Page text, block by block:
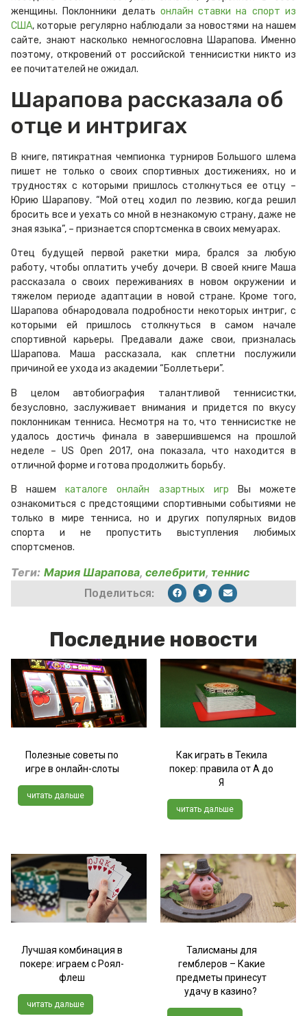
женщины. Поклонники делать онлайн ставки на спорт из
США, которые регулярно наблюдали за новостями на нашем
сайте, знают насколько немногословна Шарапова. Именно
поэтому, откровений от российской теннисистки никто из
ее почитателей не ожидал.
Шарапова рассказала об
отце и интригах
В книге, пятикратная чемпионка турниров Большого шлема
пишет не только о своих спортивных достижениях, но и
трудностях с которыми пришлось столкнуться ее отцу –
Юрию Шарапову. “Мой отец ходил по лезвию, когда решил
бросить все и уехать со мной в незнакомую страну, даже не
зная языка”, – признается спортсменка в своих мемуарах.
Отец будущей первой ракетки мира, брался за любую
работу, чтобы оплатить учебу дочери. В своей книге Маша
рассказала о своих переживаниях в новом окружении и
тяжелом периоде адаптации в новой стране. Кроме того,
Шарапова обнародовала подробности некоторых интриг, с
которыми ей пришлось столкнуться в самом начале
спортивной карьеры. Предавали даже свои, призналась
Шарапова. Маша рассказала, как сплетни послужили
причиной ее ухода из академии “Боллетьери”.
В целом автобиография талантливой теннисистки,
безусловно, заслуживает внимания и придется по вкусу
поклонникам тенниса. Несмотря на то, что теннисистке не
удалось достичь финала в завершившемся на прошлой
неделе – US Open 2017, она показала, что находится в
отличной форме и готова продолжить борьбу.
В нашемкаталоге онлайн азартных игр Вы можете
ознакомиться с предстоящими спортивными событиями не
только в мире тенниса, но и других популярных видов
спорта и не пропустить выступления любимых
спортсменов.
Теги: Мария Шарапова, селебрити, теннис
Поделиться:
Последние новости
Полезные советы по
игре в онлайн-слоты
читать дальше
Как играть в Текила
покер: правила от А до
Я
читать дальше
Лучшая комбинация в
покере: играем с Роял-
флеш
читать дальше
Талисманы для
гемблеров – Какие
предметы принесут
удачу в казино?